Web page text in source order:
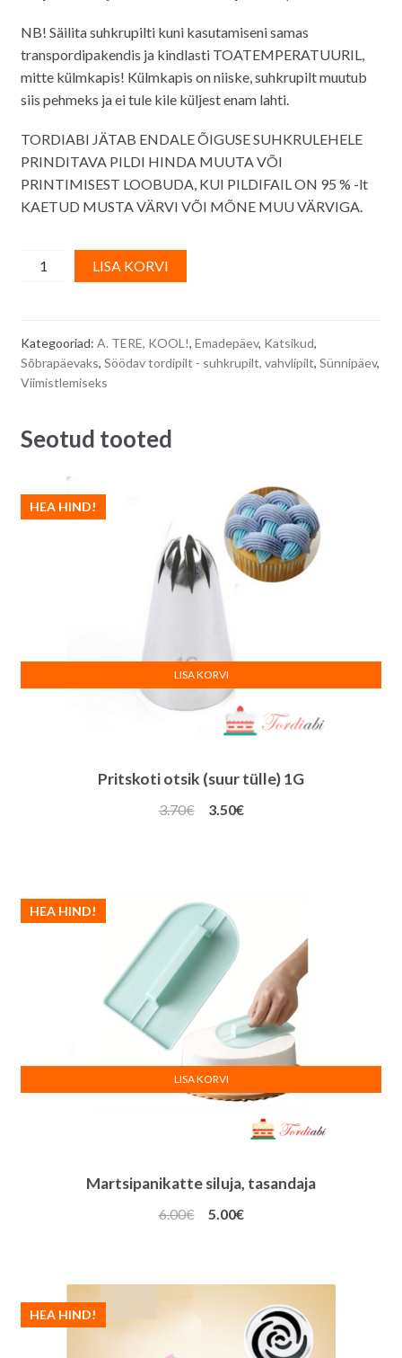
NB! Säilita suhkrupilti kuni kasutamiseni samas
transpordipakendis ja kindlasti TOATEMPERATUURIL,
mitte külmkapis! Külmkapis on niiske, suhkrupilt muutub
siis pehmeks ja ei tule kile küljest enam lahti.
TORDIABI JÄTAB ENDALE ÕIGUSE SUHKRULEHELE
PRINDITAVA PILDI HINDA MUUTA VÕI
PRINTIMISEST LOOBUDA, KUI PILDIFAIL ON 95 % -lt
KAETUD MUSTA VÄRVI VÕI MÕNE MUU VÄRVIGA.
Söödav
koos
kujundusega
teksti
quantity
LISA KORVI
r
n
Kategooriad: A. TERE, KOOL!, Emadepäev, Katsikud,
Sõbrapäevaks, Söödav tordipilt - suhkrupilt, vahvlipilt, Sünnipäev,
Viimistlemiseks
Seotud tooted
Pritskoti otsik (suur tülle) 1G
HEA HIND!
3.70€
Algne
3.50€Praegune
LISA KORVI
Martsipanikatte siluja, tasandaja
HEA HIND!
6.00€
Algne
5.00€Praegune
LISA KORVI
HEA HIND!